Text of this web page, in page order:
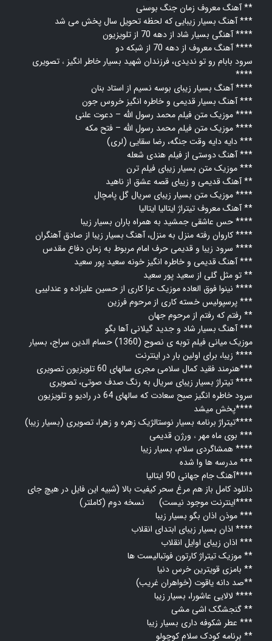
آهنگ معروف زمان جنگ بوسنی **
آهنگ بسیار زیبایی که لحظه تحویل سال پخش می شد ***
آهنگی بسیار شاد از دهه 70 از تلویزیون ****
آهنگ معروف از دهه 70 از شبکه دو ****
سرود بابام رو تو ندیدی، فرزندان شهید بسیار خاطر انگیز ، تصویری
****
آهنگ بسیار زیبای بوسه نسیم از استاد بنان ****
آهنگ بسیار قدیمی و خاطره انگیز خروس جون ***
موزیک متن فیلم محمد رسول الله – دعوت علنی ****
موزیک متن فیلم محمد رسول الله – فتح مکه ****
دایه دایه وقت جنگه، رضا سقایی (لری) ***
آهنگ دوستی از فیلم هندی شعله ***
موزیک متن بسیار زیبای فیلم ترن ***
آهنگ قدیمی و زیبای قصه عشق از ناهید **
موزیک متن بسیار زیبای سریال گل پامچال ****
آهنگ معروف تیتراژ ایتالیا ایتالیا **
حس عاشقی جمشید به همراه باران بسیار زیبا ****
کاروان رفته منزل به منزل، آهنگ بسیار زیبا از صادق آهنگران ****
سرود زیبا و قدیمی حرف امام مربوط به زمان دفاع مقدس ****
آهنگ قدیمی و خاطره انگیز خونه سعید پور سعید ***
تو مثل گلی از سعید پور سعید **
نینوا فوق العاده موزیک عزا کاری از حسین علیزاده و عندلیبی ****
پرسپولیس خسته کاری از مرحوم فرزین ***
رفتم که رفتم از مرحوم جهان **
آهنگ بسیار شاد و جدید گیلانی آها بگو ***
موزیک میانی فیلم توبه ی نصوح (1360) حسام الدین سراج، بسیار
زیبا، برای اولین بار در اینترنت ****
هنرمند فقید کمال سلامی مجری سالهای 60 تلویزیون تصویری***
تیتراژ بسیار زیبای سریال به رنگ صدف صوتی،تصویری ****
سرود خاطره انگیز صبح سعادت که سالهای 64 در رادیو و تلویزیون
پخش میشد****
تیتراژ برنامه بسیار نوستالژیک زهره و زهرا،تصویری (بسیار زیبا)****
بوی ماه مهر ،
ورژن قدیمی ***
همشاگردی سلام، بسیار زیبا ****
مدرسه ها وا شده ***
آهنگ جام جهانی 90 ایتالیا****
دانلود کامل باز هم مرغ سحر کیفیت بالا (شبیه این فایل در هیچ جای
اینترنت موجود نیست)نسخه دوم (کاملتر)****
موذن اذان بگو بسیار زیبا ***
اذان بسیار زیبای ابتدای انقلاب ****
اذان زیبای اوایل انقلاب ***
موزیک تیتراژ کارتون فوتبالیست ها **
بامزی قویترین خرس دنیا **
صد دانه یاقوت (خواهران غریب)**
لالایی عاشورا، بسیار زیبا ****
گنجشگک اشی مشی **
عطر شکوفه داری بسیار زیبا ***
برنامه کودک سلام کوچولو **